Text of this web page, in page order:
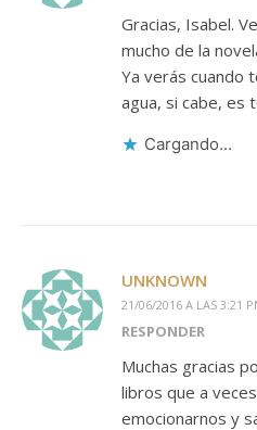
Gracias, Isabel.
mucho de la
Ya verás cuando
agua, si cabe, es
Cargando...
UNKNOWN
21/06/2016 A LAS 3:21
RESPONDER
Muchas gracias
libros que a
emocionarnos y